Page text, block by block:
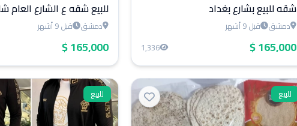
شقه للبيع بشارع بغداد
دمشق قبل 9 أشهر
165,000 $
1,336
للبيع شقه ع الشارع العام
دمشق قبل 9 أشهر
165,000 $
للبيع للبيع